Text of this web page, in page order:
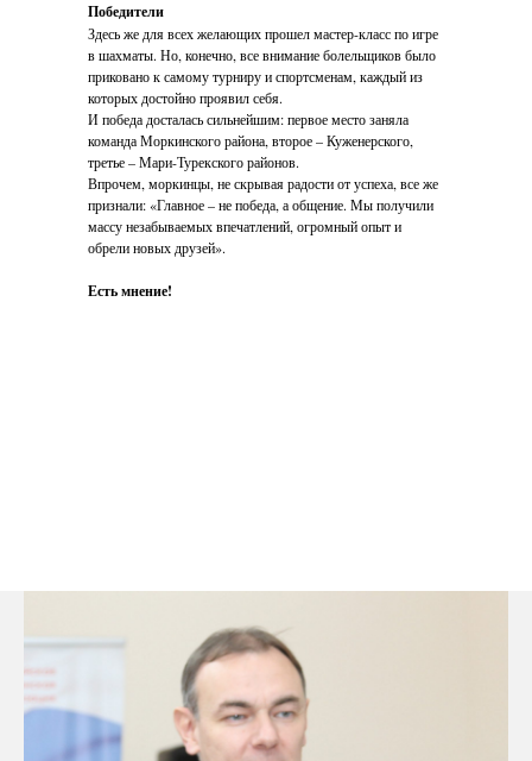
Победители
Здесь же для всех желающих прошел мастер-класс по игре
в шахматы. Но, конечно, все внимание болельщиков было
приковано к самому турниру и спортсменам, каждый из
которых достойно проявил себя.
И победа досталась сильнейшим: первое место заняла
команда Моркинского района, второе – Куженерского,
третье – Мари-Турекского районов.
Впрочем, моркинцы, не скрывая радости от успеха, все же
признали: «Главное – не победа, а общение. Мы получили
массу незабываемых впечатлений, огромный опыт и
обрели новых друзей».
Есть мнение!